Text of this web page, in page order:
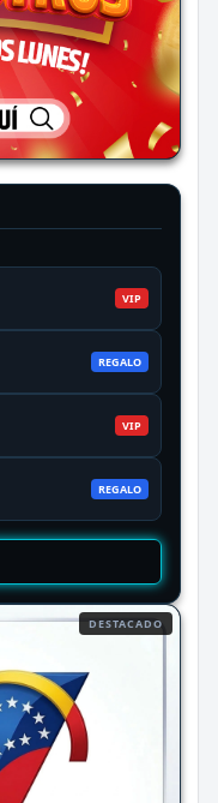
VIP
REGALO
VIP
REGALO
DESTACADO